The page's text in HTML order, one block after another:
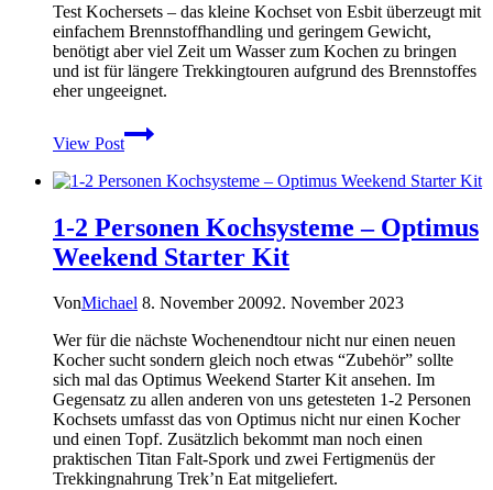
Test Kochersets – das kleine Kochset von Esbit überzeugt mit
einfachem Brennstoffhandling und geringem Gewicht,
benötigt aber viel Zeit um Wasser zum Kochen zu bringen
und ist für längere Trekkingtouren aufgrund des Brennstoffes
eher ungeeignet.
View Post
Test
Esbit
Kleines
ml
Kochset
für
Kaffee
1-2 Personen Kochsysteme – Optimus
Weekend Starter Kit
VonMichael 8. November 20092. November 2023
Wer für die nächste Wochenendtour nicht nur einen neuen
Kocher sucht sondern gleich noch etwas “Zubehör” sollte
sich mal das Optimus Weekend Starter Kit ansehen. Im
Gegensatz zu allen anderen von uns getesteten 1-2 Personen
Kochsets umfasst das von Optimus nicht nur einen Kocher
und einen Topf. Zusätzlich bekommt man noch einen
praktischen Titan Falt-Spork und zwei Fertigmenüs der
Trekkingnahrung Trek’n Eat mitgeliefert.